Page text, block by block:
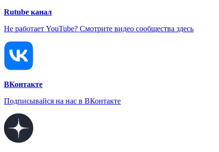
Rutube канал
Не работает YouTube? Смотрите видео сообщества здесь
ВКонтакте
Подписывайся на нас в ВКонтакте